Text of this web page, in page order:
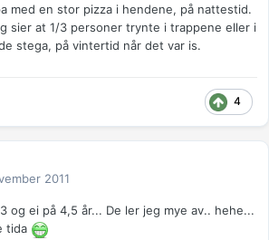
med en stor pizza i hendene, på nattestid.
sier at 1/3 personer trynte i trappene eller i
stega, på vintertid når det var is.
4
2011
og ei på 4,5 år... De ler jeg mye av.. hehe...
tida